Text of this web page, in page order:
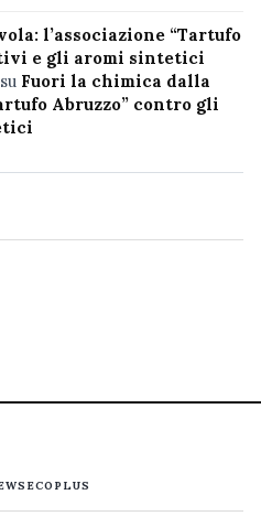
l’associazione “Tartufo
e gli aromi sintetici
su Fuori la chimica dalla
Abruzzo” contro gli
ECOPLUS